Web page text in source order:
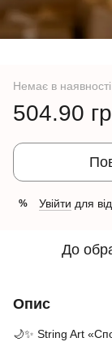
Немає в наявності
504.90
% Увійти для
До
Опис
🌙✨ String Art